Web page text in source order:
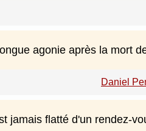
agonie après la mort
Daniel
jamais flatté d'un rendez-